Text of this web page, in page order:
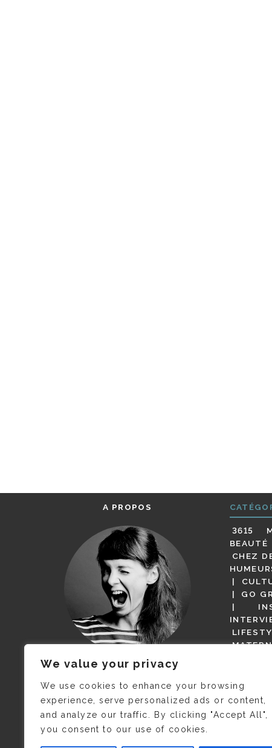
We value your privacy
We use cookies to enhance your browsing
experience, serve personalized ads or content,
and analyze our traffic. By clicking "Accept All",
you consent to our use of cookies.
A PROPOS
JE M’APPELLE DELPHINE MAIS
C’EST ©CAMILLE COLLIN QUI A
PRIS CETTE PHOTO !
3615
BEAUTÉ
CHEZ
GO
(BUT
MAGOT !
PRESSE
VIDÉOS